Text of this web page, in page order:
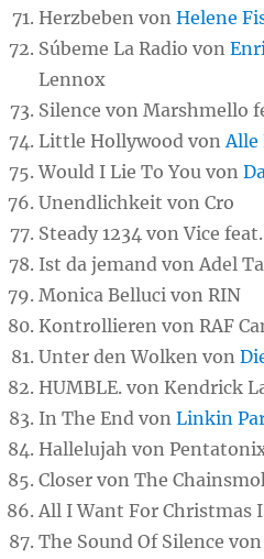
Herzbeben vonHelene
Súbeme La Radio von
Lennox
Silence von Marshmello
Little Hollywood vonAlle
Would I Lie To You von
Unendlichkeit von Cro
Steady 1234 von Vice
Ist da jemand von Adel
Monica Belluci von RIN
Kontrollieren von RAF
Unter den Wolken von
HUMBLE. von Kendrick
In The End vonLinkin
Hallelujah von
Closer von The
All I Want For Christmas
The Sound Of Silence